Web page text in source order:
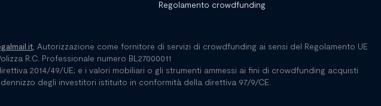
Regolamento crowdfunding
, Autorizzazione come fornitore di servizi di crowdfunding ai sensi del Regolamento UE
R.C. Professionale numero BL27000011
2014/49/UE; e i valori mobiliari o gli strumenti ammessi ai fini di crowdfunding acquisti
degli investitori istituito in conformità della direttiva 97/9/CE.